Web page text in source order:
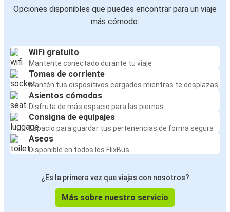
Opciones disponibles que puedes encontrar para un viaje
más cómodo:
WiFi gratuito
Mantente conectado durante tu viaje
Tomas de corriente
Mantén tus dispositivos cargados mientras te desplazas
Asientos cómodos
Disfruta de más espacio para las piernas
Consigna de equipajes
Espacio para guardar tus pertenencias de forma segura
Aseos
Disponible en todos los FlixBus
¿Es la primera vez que viajas con nosotros?
Más sobre nuestro servicio